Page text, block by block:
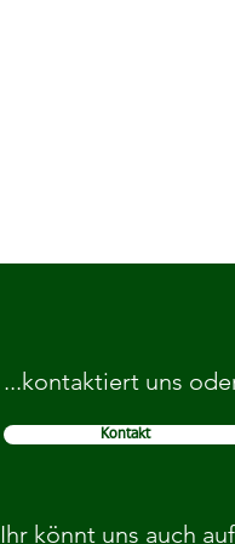
...kontaktiert uns
Kontakt
Ihr könnt uns auch